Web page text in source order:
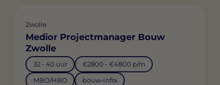
Zwolle
Medior Projectmanager Bouw
Zwolle
32 - 40 uur €2800 - €4800 p/m
MBO/HBO bouw-infra